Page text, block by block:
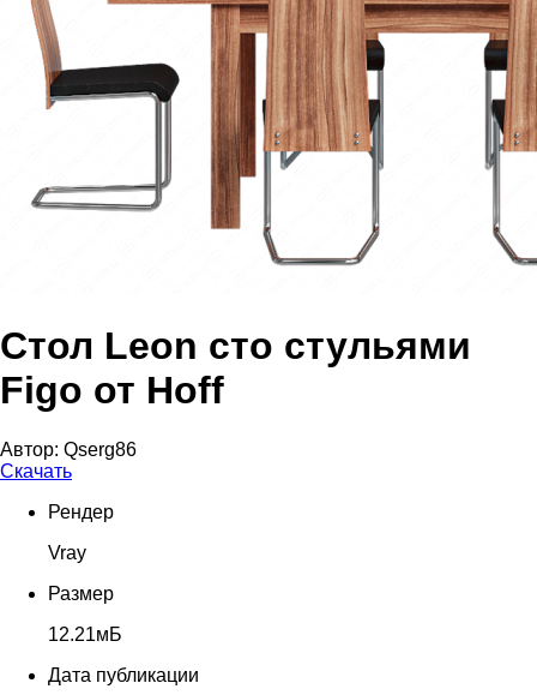
Стол Leon сто стульями
Figo от Hoff
Автор: Qserg86
Скачать
Рендер
Vray
Размер
12.21мБ
Дата публикации